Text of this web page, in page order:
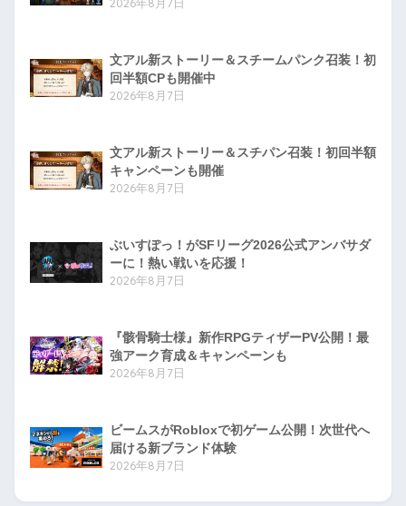
2026年8月7日
文アル新ストーリー＆スチームパンク召装！初
回半額CPも開催中
2026年8月7日
文アル新ストーリー＆スチパン召装！初回半額
キャンペーンも開催
2026年8月7日
ぶいすぽっ！がSFリーグ2026公式アンバサダ
ーに！熱い戦いを応援！
2026年8月7日
『骸骨騎士様』新作RPGティザーPV公開！最
強アーク育成＆キャンペーンも
2026年8月7日
ビームスがRobloxで初ゲーム公開！次世代へ
届ける新ブランド体験
2026年8月7日